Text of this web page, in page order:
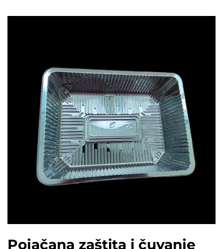
Pojačana zaštita i čuvanje